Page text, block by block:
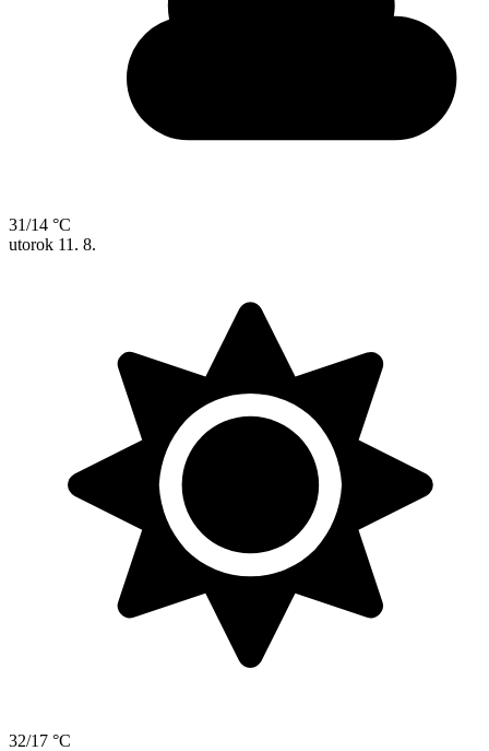
31/14 °C
utorok 11. 8.
32/17 °C